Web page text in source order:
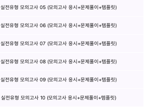
실전유형 모의고사 05 (모의고사 응시+문제풀이+템플릿)
실전유형 모의고사 06 (모의고사 응시+문제풀이+템플릿)
실전유형 모의고사 07 (모의고사 응시+문제풀이+템플릿)
실전유형 모의고사 08 (모의고사 응시+문제풀이+템플릿)
실전유형 모의고사 09 (모의고사 응시+문제풀이+템플릿)
실전유형 모의고사 10 (모의고사 응시+문제풀이+템플릿)